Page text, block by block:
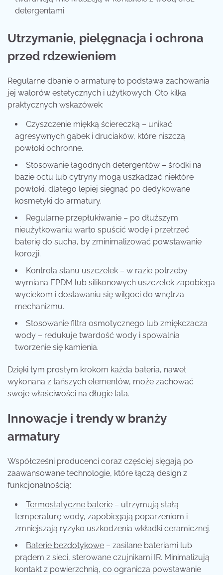
detergentami.
Utrzymanie, pielęgnacja i ochrona
przed rdzewieniem
Regularne dbanie o armaturę to podstawa zachowania
jej walorów estetycznych i użytkowych. Oto kilka
praktycznych wskazówek:
Czyszczenie miękką ściereczką – unikać
agresywnych gąbek i druciaków, które niszczą
powłoki ochronne.
Stosowanie łagodnych detergentów – środki na
bazie octu lub cytryny mogą uszkadzać niektóre
powłoki, dlatego lepiej sięgnąć po dedykowane
kosmetyki do armatury.
Regularne przepłukiwanie – po dłuższym
nieużytkowaniu warto spuścić wodę i przetrzeć
baterię do sucha, by zminimalizować powstawanie
korozji.
Kontrola stanu uszczelek – w razie potrzeby
wymiana EPDM lub silikonowych uszczelek zapobiega
wyciekom i dostawaniu się wilgoci do wnętrza
mechanizmu.
Stosowanie filtra osmotycznego lub zmiękczacza
wody – redukuje twardość wody i spowalnia
tworzenie się kamienia.
Dzięki tym prostym krokom każda bateria, nawet
wykonana z tańszych elementów, może zachować
swoje właściwości na długie lata.
Innowacje i trendy w branży
armatury
Współcześni producenci coraz częściej sięgają po
zaawansowane technologie, które łączą design z
funkcjonalnością:
Termostatyczne baterie – utrzymują stałą
temperaturę wody, zapobiegają poparzeniom i
zmniejszają ryzyko uszkodzenia wkładki ceramicznej.
Baterie bezdotykowe – zasilane bateriami lub
prądem z sieci, sterowane czujnikami IR. Minimalizują
kontakt z powierzchnią, co ogranicza powstawanie